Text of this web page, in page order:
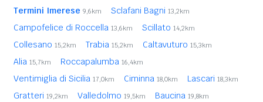
Termini Imerese 9,6km Sclafani Bagni 13,2km
Campofelice di Roccella 13,6km Scillato 14,2km
Collesano 15,2km Trabia 15,2km Caltavuturo 15,3km
Alia 15,7km Roccapalumba 16,4km
Ventimiglia di Sicilia 17,0km Ciminna 18,0km Lascari 18,3km
Gratteri 19,2km Valledolmo 19,5km Baucina 19,8km